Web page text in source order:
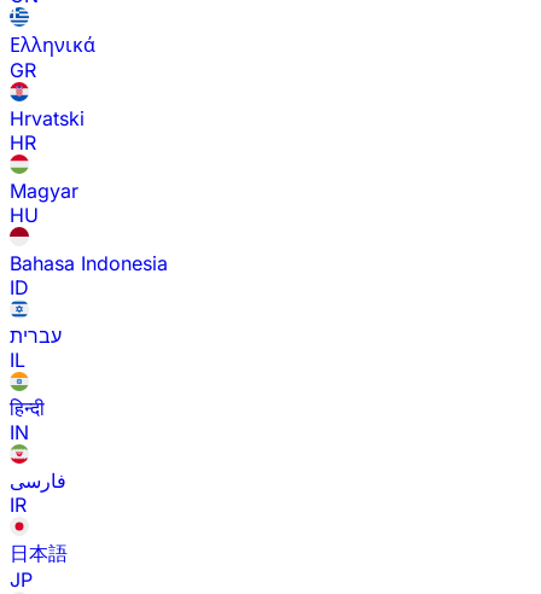
Ελληνικά
GR
Hrvatski
HR
Magyar
HU
Bahasa Indonesia
ID
עברית
IL
हिन्दी
IN
فارسی
IR
日本語
JP